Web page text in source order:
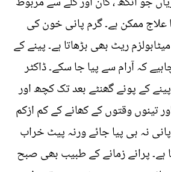
علاج ممکن ہے۔ گرم پانی خون کی
ریٹ بھی بڑھاتا ہے۔ پینے کے
کہ آرام سے پیا جا سکے۔ ڈاکٹر
کے پونے گھنٹے بعد تک کچھ اور
تینوں وقتوں کے کھانے کے کم ازکم
نہ ہی پیا جائے ورنہ پیٹ خراب
ہے۔ پرانے زمانے کے طبیب بھی صبح